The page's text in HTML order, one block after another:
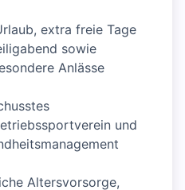
extra freie Tage
sowie
Anlässe
und
Altersvorsorge,